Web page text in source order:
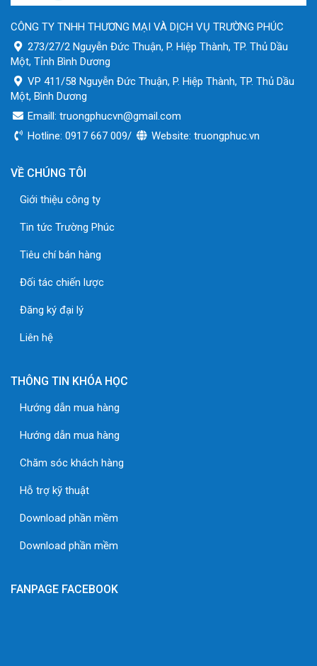
CÔNG TY TNHH THƯƠNG MẠI VÀ DỊCH VỤ TRƯỜNG PHÚC
273/27/2 Nguyễn Đức Thuận, P. Hiệp Thành, TP. Thủ Dầu
Một, Tỉnh Bình Dương
VP 411/58 Nguyễn Đức Thuận, P. Hiệp Thành, TP. Thủ Dầu
Một, Bình Dương
Emaill: truongphucvn@gmail.com
Hotline: 0917 667 009/
Website: truongphuc.vn
VỀ CHÚNG TÔI
Giới thiệu công ty
Tin tức Trường Phúc
Tiêu chí bán hàng
Đối tác chiến lược
Đăng ký đại lý
Liên hệ
THÔNG TIN KHÓA HỌC
Hướng dẫn mua hàng
Hướng dẫn mua hàng
Chăm sóc khách hàng
Hỗ trợ kỹ thuật
Download phần mềm
Download phần mềm
FANPAGE FACEBOOK